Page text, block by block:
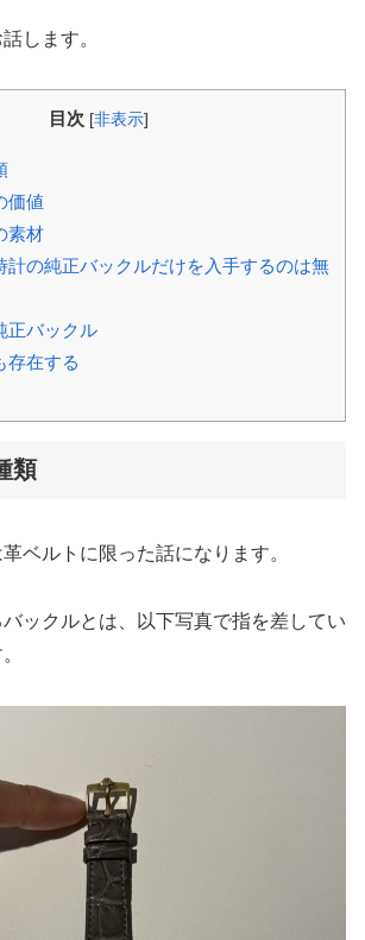
します。
目次 [非表示]
価値
素材
計の純正バックルだけを入手するのは無
正バックル
存在する
類
ベルトに限った話になります。
ックルとは、以下写真で指を差してい